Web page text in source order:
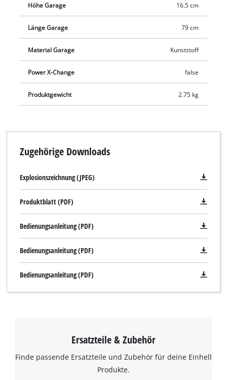
Höhe Garage 16.5 cm
Länge Garage 79 cm
Material Garage Kunststoff
Power X-Change false
Produktgewicht 2.75 kg
Zugehörige Downloads
Explosionszeichnung (JPEG)
Produktblatt (PDF)
Bedienungsanleitung (PDF)
Bedienungsanleitung (PDF)
Bedienungsanleitung (PDF)
Ersatzteile & Zubehör
Finde passende Ersatzteile und Zubehör für deine Einhell
Produkte.